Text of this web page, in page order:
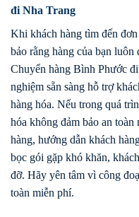
đi Nha Trang
Khi khách hàng tìm đến
bảo rằng hàng của bạn
Chuyển hàng Bình Phước
nghiệm sẵn sàng hỗ trợ
hàng hóa. Nếu trong quá
hóa không đảm bảo an
hàng, hướng dẫn khách
bọc gói gặp khó khăn,
đỡ. Hãy yên tâm vì công
toàn miễn phí.